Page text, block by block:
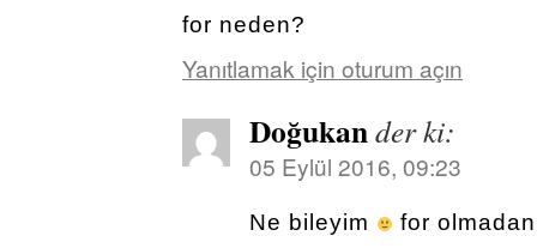
for neden?
Yanıtlamak için oturum açın
Doğukander ki:
05 Eylül 2016, 09:23
Ne bileyim for